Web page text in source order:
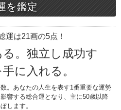
を鑑定
運は21画の5点！
。独立し成功す
に入れる。
。あなたの人生を表す1番重要な運勢
響する総合運となり、主に50歳以降
します。